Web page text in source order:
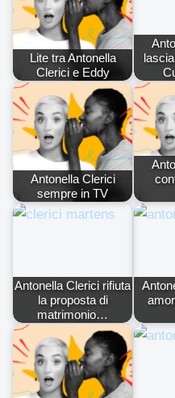
Lite tra Antonella
Clerici e Eddy
Antonella Clerici
sempre in TV
Antonella Clerici rifiuta
la proposta di
matrimonio…